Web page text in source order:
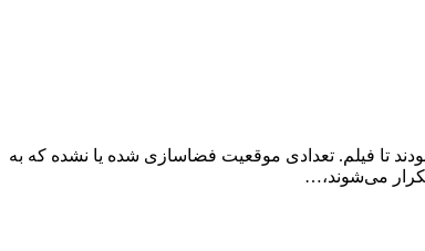
تا فیلم. تعدادی موقعیت فضاسازی شده یا نشده که به
می‌شوند،…